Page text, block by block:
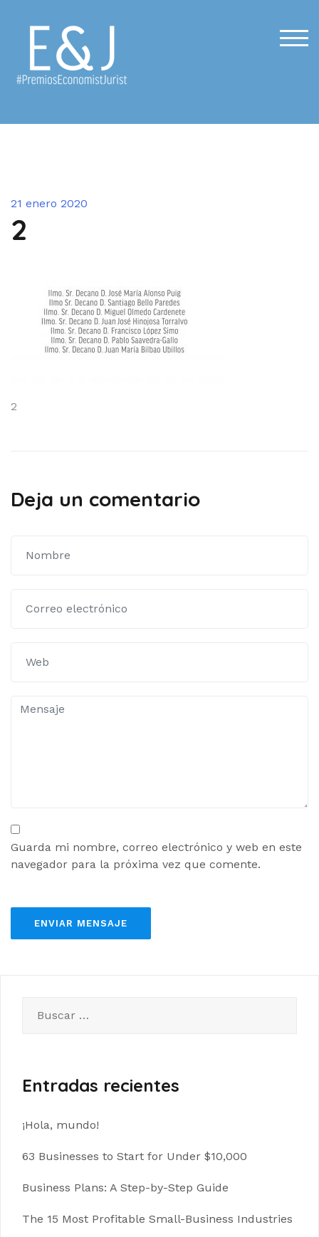
contenido
21 enero 2020
2
Navegación
2
Deja un comentario
Guarda mi nombre, correo electrónico y web en este
navegador para la próxima vez que comente.
Entradas recientes
¡Hola, mundo!
63 Businesses to Start for Under $10,000
Business Plans: A Step-by-Step Guide
The 15 Most Profitable Small-Business Industries